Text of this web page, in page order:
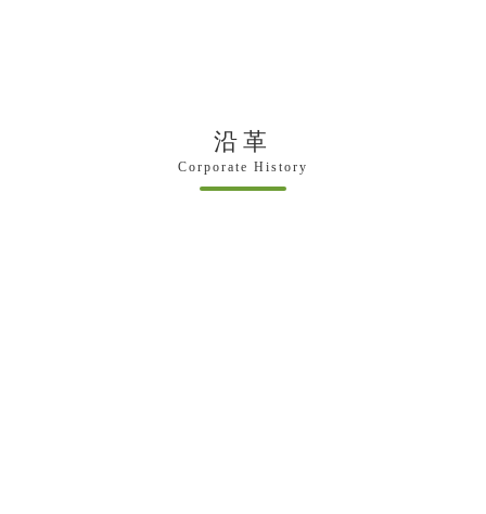
沿革
Corporate History